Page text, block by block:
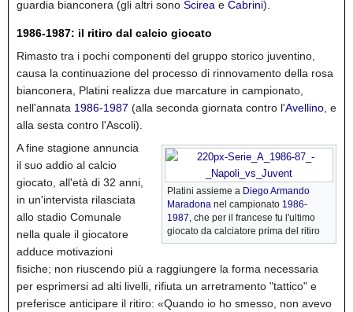
guardia bianconera (gli altri sono Scirea e Cabrini).
1986-1987: il ritiro dal calcio giocato
Rimasto tra i pochi componenti del gruppo storico juventino,
causa la continuazione del processo di rinnovamento della rosa
bianconera, Platini realizza due marcature in campionato,
nell'annata 1986-1987 (alla seconda giornata contro l'Avellino, e
alla sesta contro l'Ascoli).
Platini assieme a Diego Armando
Maradona nel campionato 1986-
1987, che per il francese fu l'ultimo
giocato da calciatore prima del ritiro
A fine stagione annuncia
il suo addio al calcio
giocato, all'età di 32 anni,
in un'intervista rilasciata
allo stadio Comunale
nella quale il giocatore
adduce motivazioni
fisiche; non riuscendo più a raggiungere la forma necessaria
per esprimersi ad alti livelli, rifiuta un arretramento "tattico" e
preferisce anticipare il ritiro: «Quando io ho smesso, non avevo